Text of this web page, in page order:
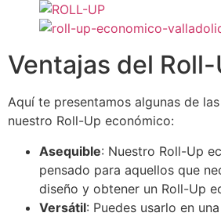
Ventajas del
Aquí te presentamos algunas de
nuestro Roll-Up económico:
Asequible: Nuestro Roll-Up
pensado para aquellos que
diseño y obtener un Roll-Up
Versátil: Puedes usarlo en